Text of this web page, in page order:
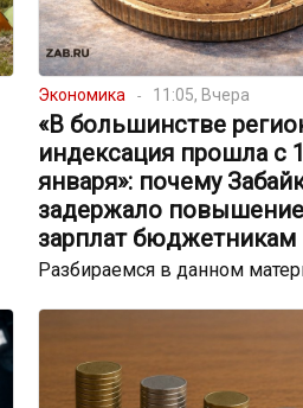
Экономика 11:05, Вчера
«В большинстве
индексация прошла с 1
января»: почему
задержало повышение
зарплат бюджетникам
Разбираемся в данном